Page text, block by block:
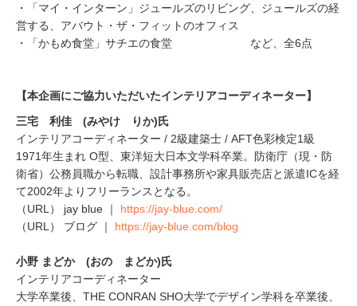
・「マイ・インターン」ジュールズのリビング、ジュールズの経
営する、アバウト・ザ・フィットのオフィス
・「かもめ食堂」サチエの食堂 など、全6点
【本企画にご協力いただいたインテリアコーディネーター】
三宅 利佳 (みやけ りか)氏
インテリアコーディネーター / 2級建築士 / AFT色彩検定1級
1971年生まれ O型、東洋短大日本文学科卒業。防衛庁（現・防
衛省）公務員職から転職、設計事務所や家具販売店と派遣ICを経
て2002年よりフリーランスとなる。
（URL） jay blue ｜ https://jay-blue.com/
（URL） ブログ ｜ https://jay-blue.com/blog
小野 まどか (おの まどか)氏
インテリアコーディネーター
大学卒業後、THE CONRAN SHO大学でデザイン学科を卒業後、